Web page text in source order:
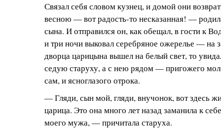
Связал себя словом кузнец, и домой они
весною — вот радость-то несказанная! —
сына. И отправился он, как обещал, в гости к
и три ночи выковал серебряное ожерелье — на
дворца царицына вышел на белый свет, то
седую старуху, а с нею рядом — пригожего
сам, и ясноглазого отрока.
— Гляди, сын мой, гляди, внучонок, вот здесь
царица. Это она много лет назад заманила к
моего мужа, — причитала старуха.